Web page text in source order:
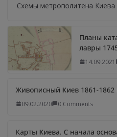
Схемы метрополитена Киева
Планы
лавры
14.09.2021
Живописный Киев 1861-1862
09.02.2020 0 Comments
Карты Киева. С начала